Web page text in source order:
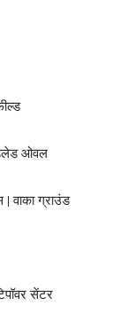
ओवल
वाका ग्राउंड
सेंटर